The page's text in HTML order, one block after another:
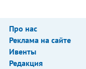
Про нас
Реклама на сайте
Ивенты
Редакция